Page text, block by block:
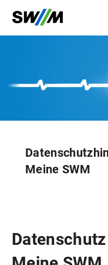
Ihr Suchbegriff
Meine SWM